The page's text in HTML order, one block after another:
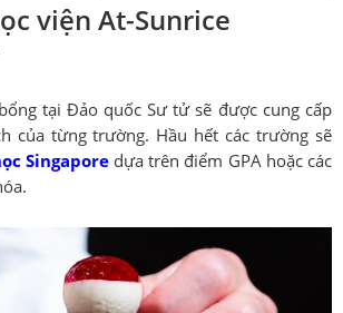
viện At-Sunrice
tại Đảo quốc Sư tử sẽ được cung cấp
của từng trường. Hầu hết các trường sẽ
Singaporedựa trên điểm GPA hoặc các